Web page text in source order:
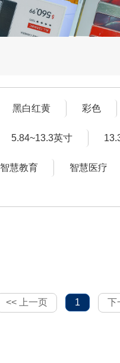
黑白红黄 彩色
5.84~13.3英寸
智慧教育 智慧医疗
<< 上一页 1 下